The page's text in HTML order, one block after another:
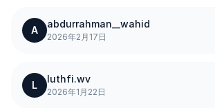
Twill 面料 97% Cotton / 3% Elastane — 与我
因：透气舒适，twill 纹理利落挺括，弹性反馈
Signature Side Belt — KASUAL 标志性侧边腰
面），一体式设计更简洁，可灵活调节贴合度
适感。
A
abdurrahman__wahid
2026年2月17日
L
luthfi.wv
2026年1月22日